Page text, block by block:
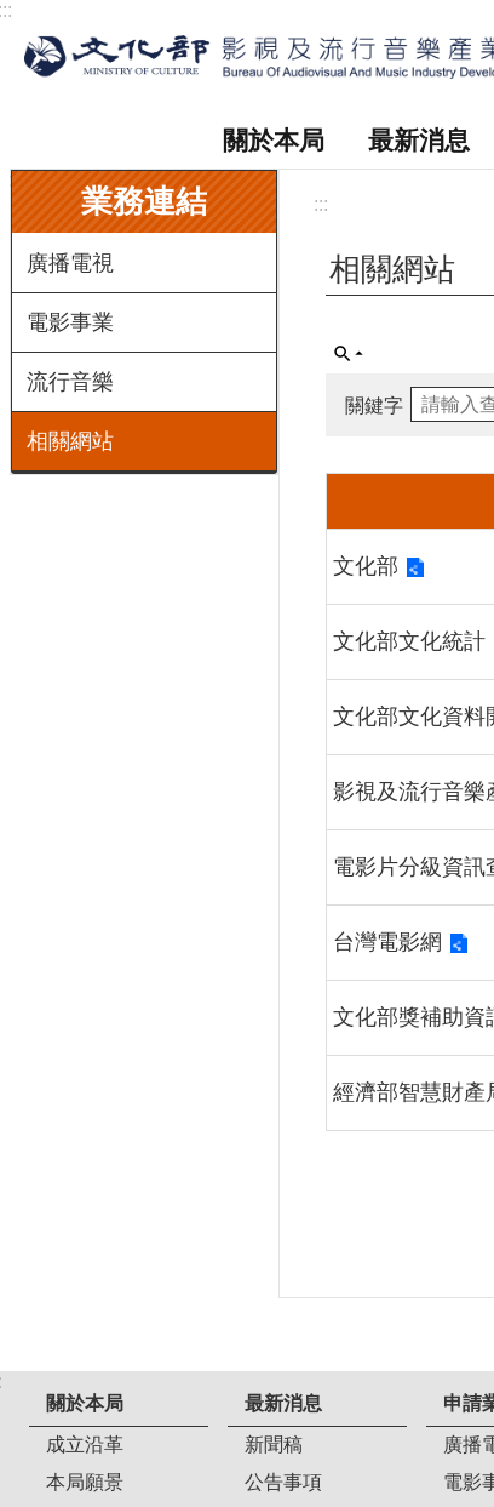
關於本局 最新消息
:::
業務連結
廣播電視
電影事業
流行音樂
相關網站
:::
相關網站
關鍵字
文化部
文化部文化統計
文化部文化資料
影視及流行音樂
電影片分級資訊
台灣電影網
文化部獎補助資
經濟部智慧財產
關於本局
成立沿革
本局願景
最新消息
新聞稿
公告事項
申請
廣播
電影